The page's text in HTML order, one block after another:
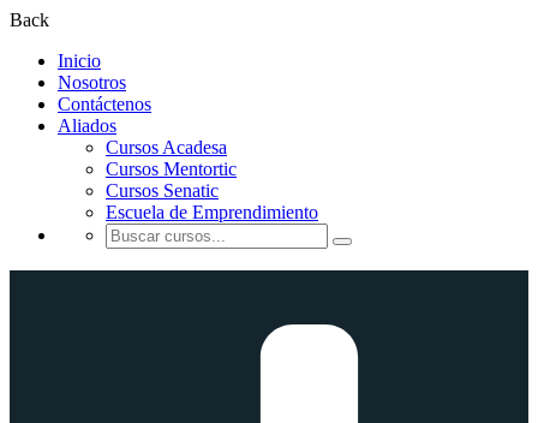
Back
Inicio
Nosotros
Contáctenos
Aliados
Cursos Acadesa
Cursos Mentortic
Cursos Senatic
Escuela de Emprendimiento